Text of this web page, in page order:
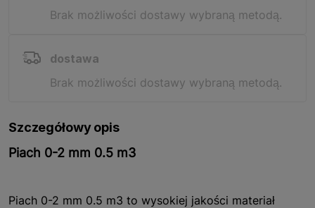
Brak możliwości dostawy wybraną metodą.
dostawa
Brak możliwości dostawy wybraną metodą.
Szczegółowy opis
Piach 0-2 mm 0.5 m3
Piach 0-2 mm 0.5 m3 to wysokiej jakości materiał